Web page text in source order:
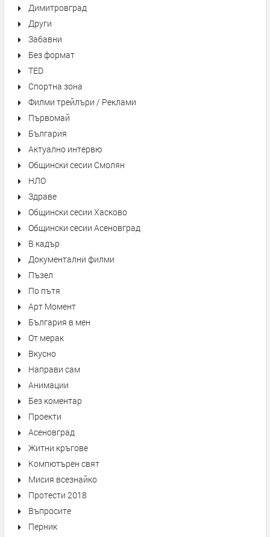
Димитровград
Други
Забавни
Без формат
TED
Спортна зона
Филми трейлъри / Реклами
Първомай
България
Актуално интервю
Общински сесии Смолян
НЛО
Здраве
Общински сесии Хасково
Общински сесии Асеновград
В кадър
Документални филми
Пъзел
По пътя
Арт Момент
България в мен
От мерак
Вкусно
Направи сам
Анимации
Без коментар
Проекти
Асеновград
Житни кръгове
Компютърен свят
Мисия всезнайко
Протести 2018
Въпросите
Перник